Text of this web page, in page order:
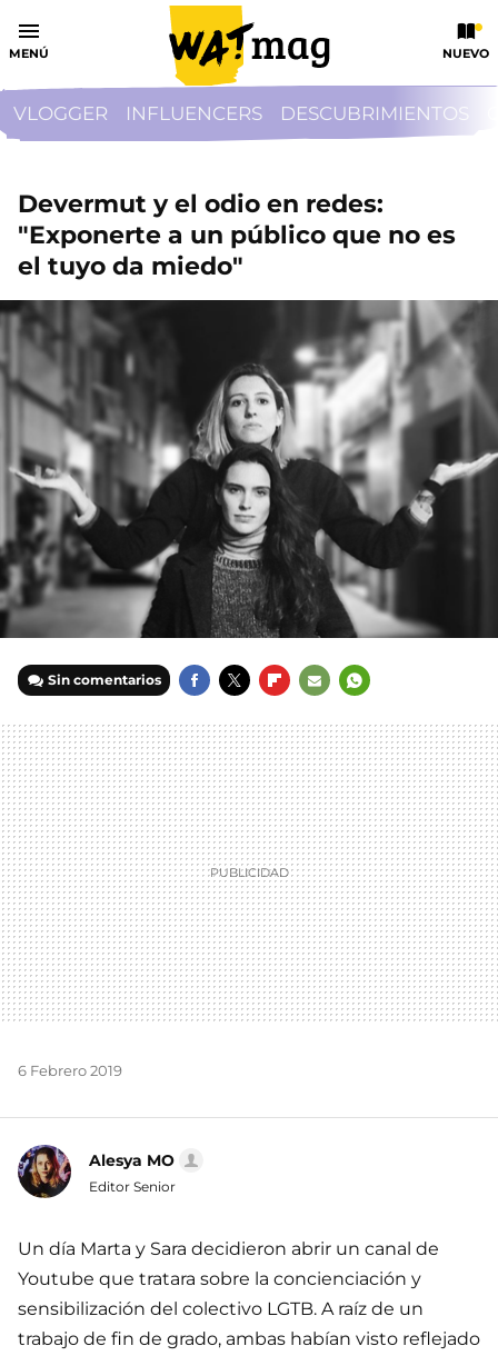
MENÚ NUEVO
VLOGGER INFLUENCERS DESCUBRIMIENTOS
Devermut y el odio en redes:
"Exponerte a un público que no es
el tuyo da miedo"
Sin comentarios
MAIL
6 Febrero 2019
Alesya MO
Editor Senior
Un día Marta y Sara decidieron abrir un canal de
Youtube que tratara sobre la concienciación y
sensibilización del colectivo LGTB. A raíz de un
trabajo de fin de grado, ambas habían visto reflejado